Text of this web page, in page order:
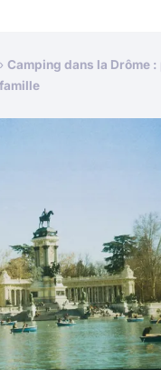
› Camping dans la Drôme